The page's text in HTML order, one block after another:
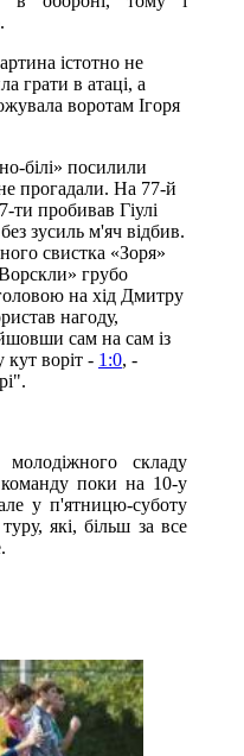
істотно не
грати в атаці, а
воротам Ігоря
білі» посилили
прогадали. На 77-й
ти пробивав Гіулі
зусиль м'яч відбив.
свистка «Зоря»
грубо
на хід Дмитру
нагоду,
сам на сам із
кут воріт - 1:0, -
молодіжного складу
поки на 10-у
у п'ятницю-суботу
які, більш за все